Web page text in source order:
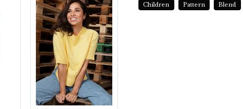
Children Pattern Blend